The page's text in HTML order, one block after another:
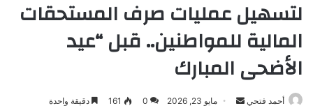
لتسهيل عمليات صرف المستحقات
المالية للمواطنين.. قبل “عيد
الأضحى المبارك
أحمد فتحي
أرسل مايو 23, 2026 0
161 دقيقة واحدة